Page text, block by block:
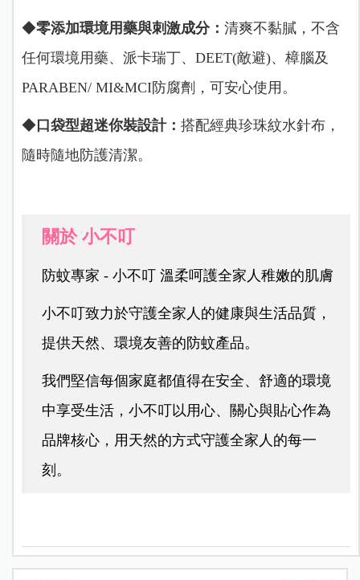
◆零添加環境用藥與刺激成分： 清爽不黏膩，不含
任何環境用藥、派卡瑞丁、DEET(敵避)、樟腦及
PARABEN/ MI&MCI防腐劑，可安心使用。
◆口袋型超迷你裝設計： 搭配經典珍珠紋水針布，
隨時隨地防護清潔。
關於 小不叮
防蚊專家 - 小不叮 溫柔呵護全家人稚嫩的肌膚
小不叮致力於守護全家人的健康與生活品質，
提供天然、環境友善的防蚊產品。
我們堅信每個家庭都值得在安全、舒適的環境
中享受生活，小不叮以用心、關心與貼心作為
品牌核心，用天然的方式守護全家人的每一
刻。